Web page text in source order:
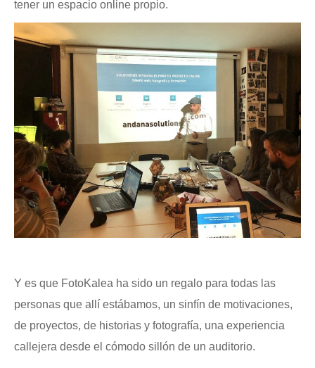
tener un espacio online propio.
Y es que FotoKalea ha sido un regalo para todas las
personas que allí estábamos, un sinfín de motivaciones,
de proyectos, de historias y fotografía, una experiencia
callejera desde el cómodo sillón de un auditorio.